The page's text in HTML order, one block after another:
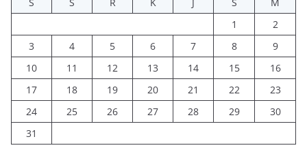
1
2
3
4 5 6 7 8
9
10
11 12 13 14 15
16
17
18 19 20 21 22
23
24
25 26 27 28 29
30
31